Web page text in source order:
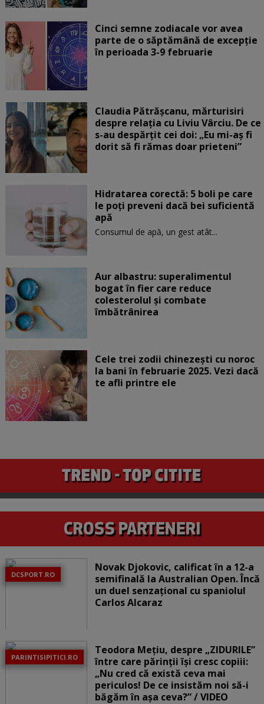
Cinci semne zodiacale vor avea
parte de o săptămână de excepție
în perioada 3-9 februarie
Claudia Pătrășcanu, mărturisiri
despre relația cu Liviu Vârciu. De ce
s-au despărțit cei doi: „Eu mi-aș fi
dorit să fi rămas doar prieteni”
Hidratarea corectă: 5 boli pe care
le poți preveni dacă bei suficientă
apă
Consumul de apă, un gest atât...
Aur albastru: superalimentul
bogat în fier care reduce
colesterolul și combate
îmbătrânirea
Cele trei zodii chinezești cu noroc
la bani în februarie 2025. Vezi dacă
te afli printre ele
DCSPORT.RO
Novak Djokovic, calificat în a 12-a
semifinală la Australian Open. Încă
un duel senzațional cu spaniolul
Carlos Alcaraz
PARINTISIPITICI.RO
Teodora Mețiu, despre „ZIDURILE”
între care părinții își cresc copiii:
„Nu cred că există ceva mai
periculos! De ce insistăm noi să-i
băgăm în așa ceva?” / VIDEO